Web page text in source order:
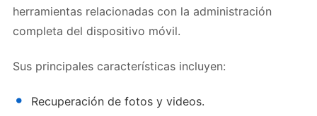
herramientas relacionadas con la administración
completa del dispositivo móvil.
Sus principales características incluyen:
Recuperación de fotos y videos.